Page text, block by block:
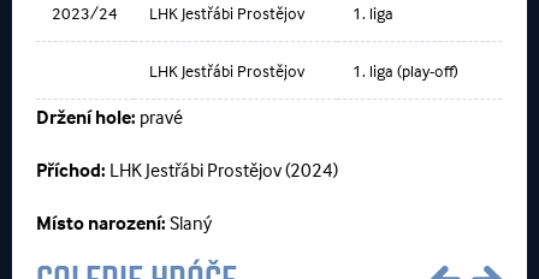
2023/24 LHK Jestřábi Prostějov 1. liga
LHK Jestřábi Prostějov 1. liga (play-off)
Držení hole: pravé
Příchod: LHK Jestřábi Prostějov (2024)
Místo narození: Slaný